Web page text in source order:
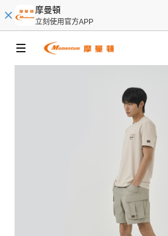
摩曼頓
立刻使用官方APP